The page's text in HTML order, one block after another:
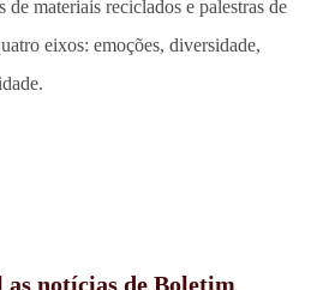
de materiais reciclados e palestras de
eixos: emoções, diversidade,
as notícias de Boletim